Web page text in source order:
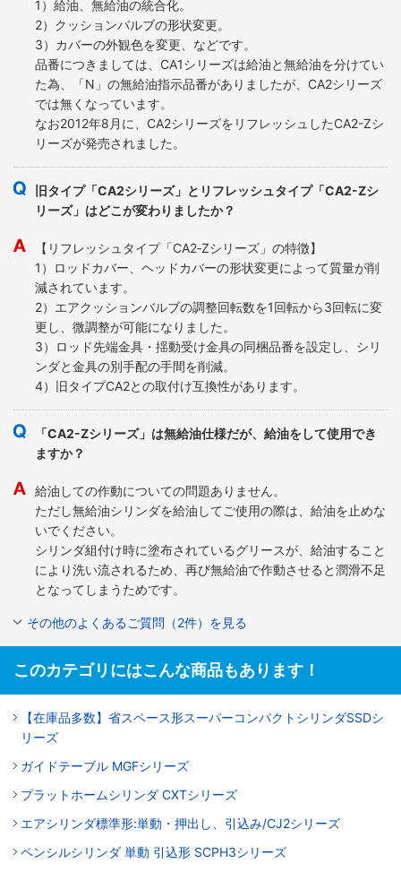
1）給油、無給油の統合化。
2）クッションバルブの形状変更。
3）カバーの外観色を変更、などです。
品番につきましては、CA1シリーズは給油と無給油を分けてい
た為、「N」の無給油指示品番がありましたが、CA2シリーズ
では無くなっています。
なお2012年8月に、CA2シリーズをリフレッシュしたCA2-Zシ
リーズが発売されました。
旧タイプ「CA2シリーズ」とリフレッシュタイプ「CA2-Zシ
リーズ」はどこが変わりましたか？
【リフレッシュタイプ「CA2‐Zシリーズ」の特徴】
1）ロッドカバー、ヘッドカバーの形状変更によって質量が削
減されています。
2）エアクッションバルブの調整回転数を1回転から3回転に変
更し、微調整が可能になりました。
3）ロッド先端金具・揺動受け金具の同梱品番を設定し、シリ
ンダと金具の別手配の手間を削減。
4）旧タイプCA2との取付け互換性があります。
「CA2-Zシリーズ」は無給油仕様だが、給油をして使用でき
ますか？
給油しての作動についての問題ありません。
ただし無給油シリンダを給油してご使用の際は、給油を止めな
いでください。
シリンダ組付け時に塗布されているグリースが、給油すること
により洗い流されるため、再び無給油で作動させると潤滑不足
となってしまうためです。
その他のよくあるご質問（2件）を見る
このカテゴリにはこんな商品もあります！
【在庫品多数】省スペース形スーパーコンパクトシリンダSSDシ
リーズ
ガイドテーブル MGFシリーズ
プラットホームシリンダ CXTシリーズ
エアシリンダ標準形:単動・押出し、引込み/CJ2シリーズ
ペンシルシリンダ 単動 引込形 SCPH3シリーズ